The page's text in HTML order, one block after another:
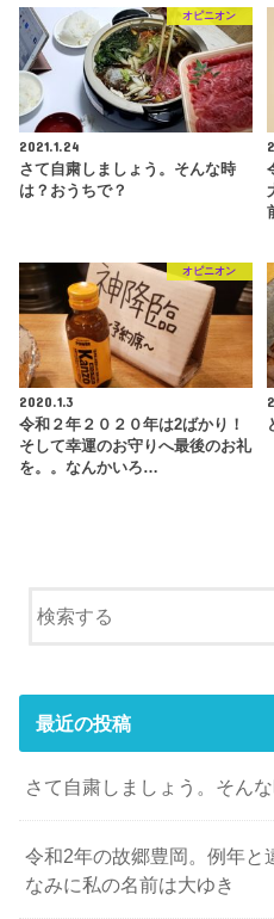
オピニオン
2021.1.24
さて自粛しましょう。そんな時
は？おうちで？
オピニオン
2020.1.3
令和２年２０２０年は2ばかり！
そして幸運のお守りへ最後のお礼
を。。なんかいろ…
最近の投稿
さて自粛しましょう。そん
令和2年の故郷豊岡。例年と
なみに私の名前は大ゆき